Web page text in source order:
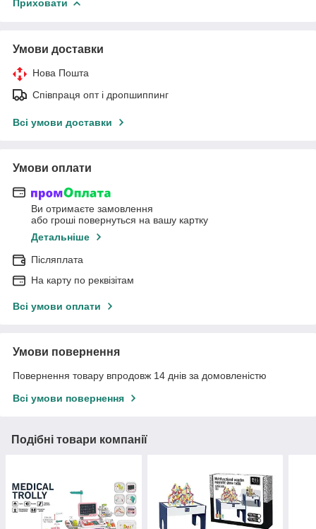
Приховати
Умови доставки
Нова Пошта
Співпраця опт і дропшиппинг
Всі умови доставки
Умови оплати
Ви отримаєте замовлення
або гроші повернуться на вашу картку
Детальніше
Післяплата
На карту по реквізітам
Всі умови оплати
Умови повернення
Повернення товару впродовж 14 днів за домовленістю
Всі умови повернення
Подібні товари компанії